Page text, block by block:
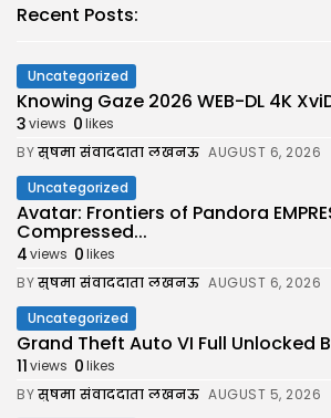
Recent Posts:
Uncategorized
Knowing Gaze 2026 WEB-DL 4K XviD
3views 0likes
BYसुषमा संवाददाता लखनऊ AUGUST 6, 2026
Uncategorized
Avatar: Frontiers of Pandora
Compressed...
4views 0likes
BYसुषमा संवाददाता लखनऊ AUGUST 6, 2026
Uncategorized
Grand Theft Auto VI Full Unlocked
11views 0likes
BYसुषमा संवाददाता लखनऊ AUGUST 5, 2026